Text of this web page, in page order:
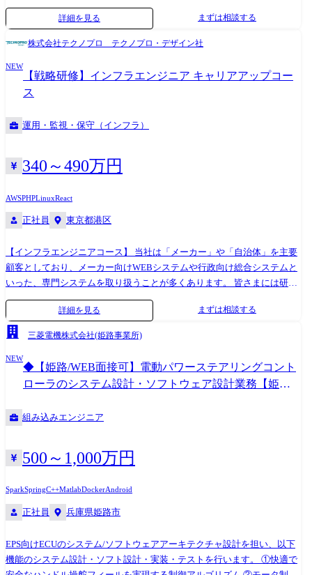
IaaS/PaaSおよびDaaS領域における技術支援(提案、要件定義、設計・構
築)およびそれらに関わるプロジェクトマネジメント業務 【具体的な業
務】 下記ソリューションにおける提案、設計・構築、プロジェクトマネ
Service ほか ・AWS、Amazon WorkSpaces ・GCP ・IBM Cloud ・Alibaba
Cloud ・Cloud PF Type A(自社クラウド) ・IDCFクラウド Type S(自社クラ
ウド)
詳細を見る まずは相談する
株式会社テクノプロ テクノプロ・デザイン社
NEW
【戦略研修】インフラエンジニア キャリアアップコー
ス
運用・監視・保守（インフラ）
340～490万円
AWSPHPLinuxReact
正社員 東京都港区
【インフラエンジニアコース】 当社は「メーカー」や「自治体」を主要
顧客としており、メーカー向けWEBシステムや行政向け総合システムと
いった、専門システムを取り扱うことが多くあります。 皆さまには研修
を通して、インフラエンジニアとしてのご活躍を期待し、入社後約3か月
間の研修にご参加いただきます。 研修内容 イチからITの基礎を学び、イ
ンフラを支えるエンジニアとしての業務を学ぶ実践的な研修 ●研修期間:
└Webシステム、クラウド基礎 └AWS基礎、セキュリティ基礎 2.AWS実習
└AWSサーバー構築演習 └運用演習(バッチ運用、障害フロ―演習など) ※
研修内容・期間は変更になる可能性がございます。 配属例 ●2023年7月
いたこともあり、 民間志望に切り替えた後も社会の基盤を支える仕事を
転職を決意。 ●配属プロジェクト メーカー向け社内業務システムの開発
プロジェクトにて、 機能を満たすシステムの設計〜実装・テスト～運用
詳細を見る まずは相談する
三菱電機株式会社(姫路事業所)
NEW
◆【姫路/WEB面接可】電動パワーステアリングコント
ローラのシステム設計・ソフトウェア設計業務【姫路
組み込みエンジニア
500～1,000万円
SparkSpringC++MatlabDockerAndroid
正社員 兵庫県姫路市
EPS向けECUのシステム/ソフトウェアアーキテクチャ設計を担い、以下
機能のシステム設計・ソフト設計・実装・テストを行います。 ①快適で